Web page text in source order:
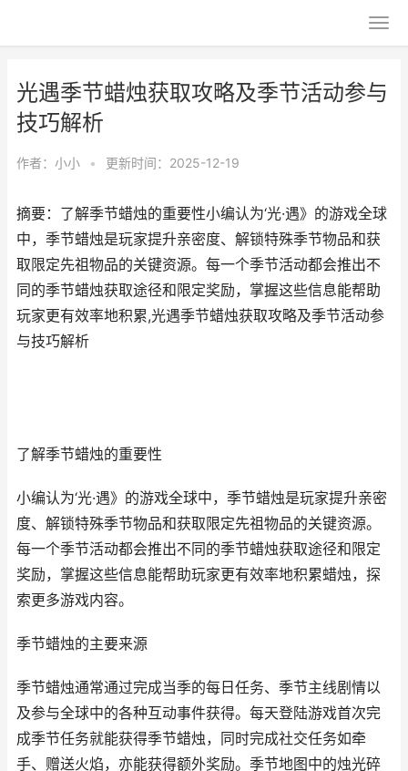
光遇季节蜡烛获取攻略及季节活动参与
技巧解析
作者： 小小 • 更新时间：2025-12-19
摘要：了解季节蜡烛的重要性小编认为‘光·遇》的游戏全球
中，季节蜡烛是玩家提升亲密度、解锁特殊季节物品和获
取限定先祖物品的关键资源。每一个季节活动都会推出不
同的季节蜡烛获取途径和限定奖励，掌握这些信息能帮助
玩家更有效率地积累,光遇季节蜡烛获取攻略及季节活动参
与技巧解析
了解季节蜡烛的重要性
小编认为‘光·遇》的游戏全球中，季节蜡烛是玩家提升亲密
度、解锁特殊季节物品和获取限定先祖物品的关键资源。
每一个季节活动都会推出不同的季节蜡烛获取途径和限定
奖励，掌握这些信息能帮助玩家更有效率地积累蜡烛，探
索更多游戏内容。
季节蜡烛的主要来源
季节蜡烛通常通过完成当季的每日任务、季节主线剧情以
及参与全球中的各种互动事件获得。每天登陆游戏首次完
成季节任务就能获得季节蜡烛，同时完成社交任务如牵
手、赠送火焰，亦能获得额外奖励。季节地图中的烛光碎